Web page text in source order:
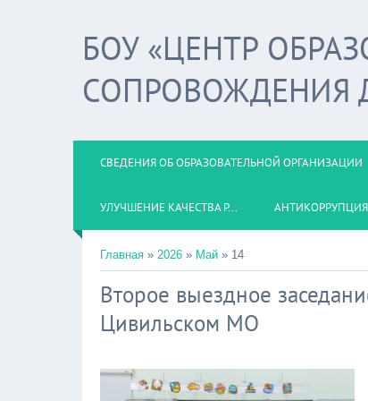
БОУ «ЦЕНТР
СОПРОВОЖДЕНИЯ
СВЕДЕНИЯ ОБ ОБРАЗОВАТЕЛЬНОЙ ОРГАНИЗАЦИИ
УЛУЧШЕНИЕ КАЧЕСТВА Р... АНТИКОРРУПЦИЯ
Главная » 2026 » Май » 14
Второе выездное
Цивильском МО